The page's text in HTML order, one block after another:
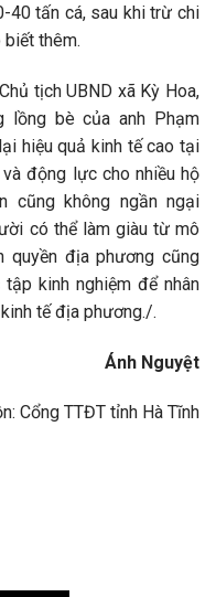
40 tấn cá, sau khi trừ chi
biết thêm.
tịch UBND xã Kỳ Hoa,
lồng bè của anh Phạm
hiệu quả kinh tế cao tại
động lực cho nhiều hộ
cũng không ngần ngại
có thể làm giàu từ mô
quyền địa phương cũng
kinh nghiệm để nhân
tế địa phương./.
Ánh Nguyệt
Cổng TTĐT tỉnh Hà Tĩnh